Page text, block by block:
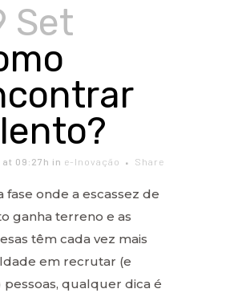
Set
at 09:27h in e-Inovação Share
fase onde a escassez de
ganha terreno e as
têm cada vez mais
em recrutar (e
pessoas, qualquer dica é